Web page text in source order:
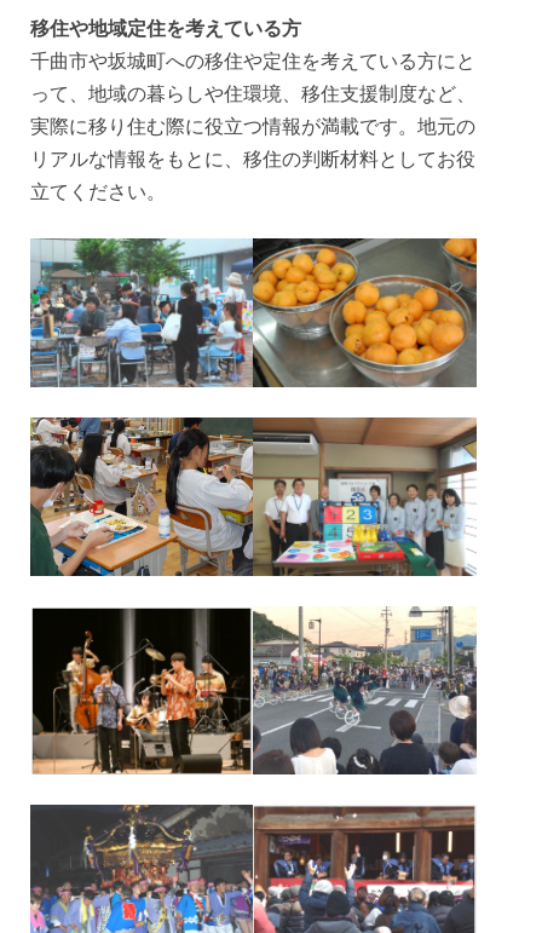
移住や地域定住を考えている方
千曲市や坂城町への移住や定住を考えている方にと
って、地域の暮らしや住環境、移住支援制度など、
実際に移り住む際に役立つ情報が満載です。地元の
リアルな情報をもとに、移住の判断材料としてお役
立てください。